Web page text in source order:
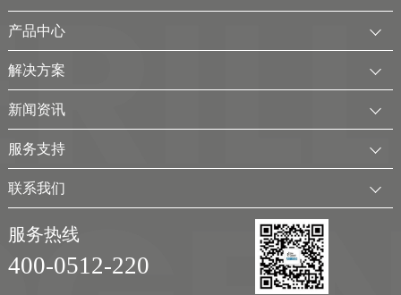
公司简介
发展历程
服务全球
考克利尔集团
产品中心
中压水电解制氢装置
氢气干燥装置
氢气回收净化装置
移动式（箱式）制氢站
实验室制氢设备
解决方案
可再生电解水制氢解决方案
工业用氢解决方案
弃（余）电离网制氢解决方案
新闻资讯
企业动态
行业新闻
展会及活动
视频
服务支持
客户服务
联系我们
联系方式
加入我们
服务热线
400-0512-220